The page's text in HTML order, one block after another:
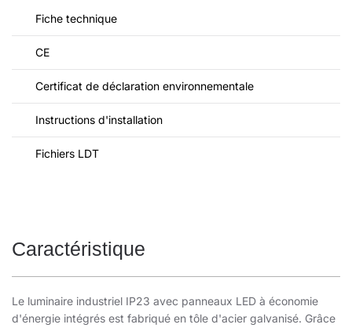
Fiche technique
CE
Certificat de déclaration environnementale
Instructions d'installation
Fichiers LDT
Caractéristique
Le luminaire industriel IP23 avec panneaux LED à économie
d'énergie intégrés est fabriqué en tôle d'acier galvanisé. Grâce